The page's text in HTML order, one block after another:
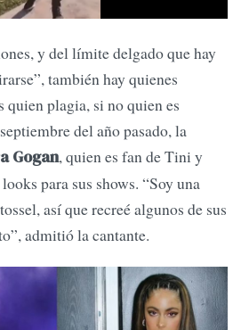
y del límite delgado que hay
también hay quienes
quien plagia, si no quien es
del año pasado, la
Gogan, quien es fan de Tini y
para sus shows. “Soy una
así que recreé algunos de sus
admitió la cantante.